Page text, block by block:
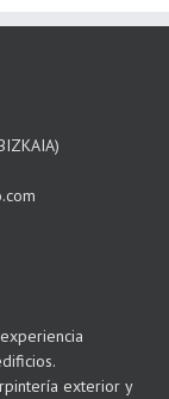
exterior y